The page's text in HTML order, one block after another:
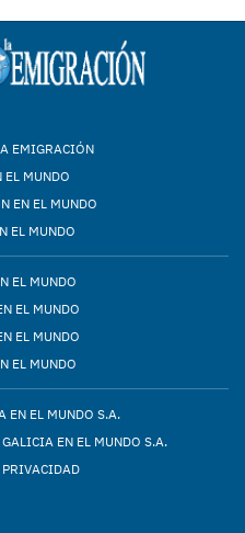
EMIGRACIÓN
MUNDO
EN EL MUNDO
EL MUNDO
EL MUNDO
EL MUNDO
EL MUNDO
EL MUNDO
EN EL MUNDO S.A.
EN EL MUNDO S.A.